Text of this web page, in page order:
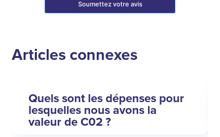
Soumettez votre avis
Articles connexes
Quels sont les dépenses pour
lesquelles nous avons la
valeur de C02 ?